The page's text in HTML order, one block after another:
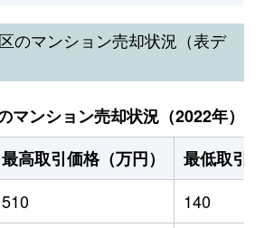
のマンション売却状況（表デ
マンション売却状況（2022年）
最高取引価格（万円）
最低取引価
510 140